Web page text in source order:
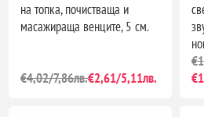
на топка, почистваща и
масажираща венците, 5 см.
€4,02/7,86лв.€2,61/5,11лв.